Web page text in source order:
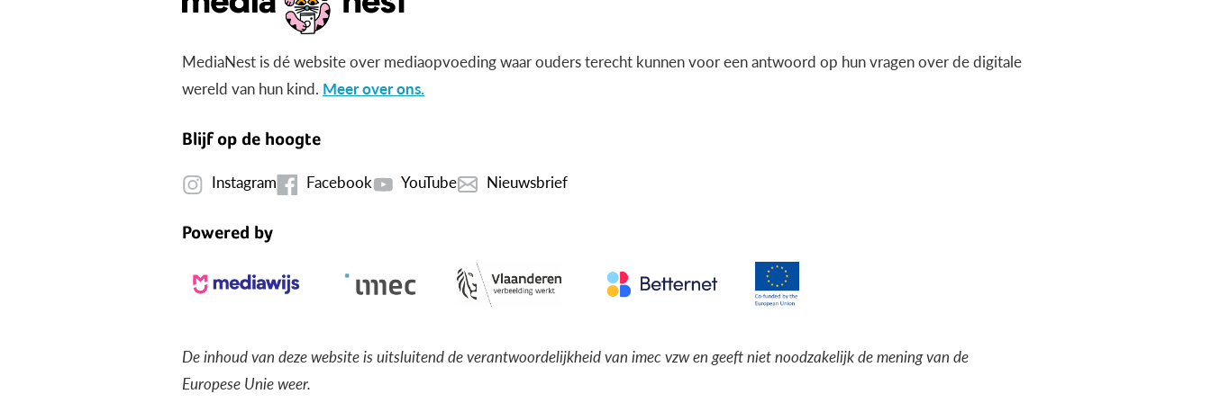
MediaNest is dé website over mediaopvoeding waar ouders terecht kunnen voor een antwoord op hun vragen over de digitale
wereld van hun kind. Meer over ons.
Blijf op de hoogte
Instagram Facebook YouTube Nieuwsbrief
Powered by
De inhoud van deze website is uitsluitend de verantwoordelijkheid van imec vzw en geeft niet noodzakelijk de mening van de
Europese Unie weer.